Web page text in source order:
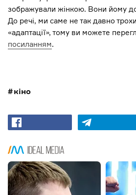
зображували жінкою. Вони йому
До речі, ми саме не так давно
«адаптації», тому ви можете
посиланням.
кіно